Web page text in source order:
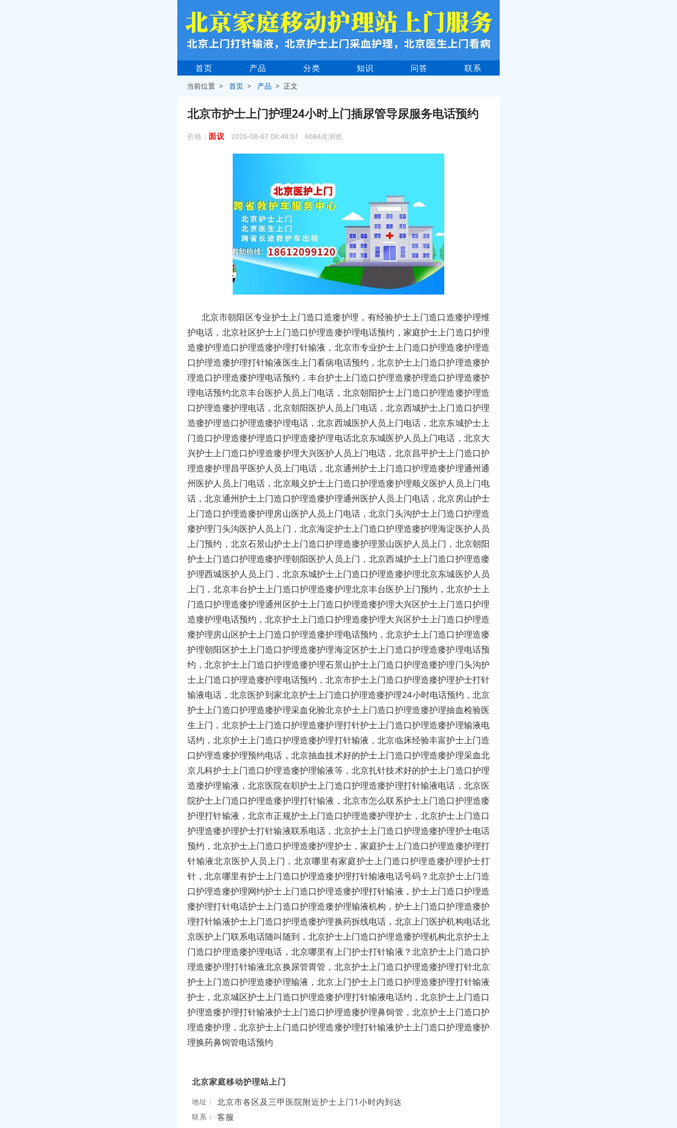
首页 产品 分类 知识 问答 联系
当前位置 >首页 > 产品 > 正文
北京市护士上门护理24小时上门插尿管导尿服务电话预约
价格： 面议 2026-08-07 08:48:01 6084次浏览
北京市朝阳区专业护士上门造口造瘘护理，有经验护士上门造口造瘘护理维
护电话，北京社区护士上门造口护理造瘘护理电话预约，家庭护士上门造口护理
造瘘护理造口护理造瘘护理打针输液，北京市专业护士上门造口护理造瘘护理造
口护理造瘘护理打针输液医生上门看病电话预约，北京护士上门造口护理造瘘护
理造口护理造瘘护理电话预约，丰台护士上门造口护理造瘘护理造口护理造瘘护
理电话预约北京丰台医护人员上门电话，北京朝阳护士上门造口护理造瘘护理造
口护理造瘘护理电话，北京朝阳医护人员上门电话，北京西城护士上门造口护理
造瘘护理造口护理造瘘护理电话，北京西城医护人员上门电话，北京东城护士上
门造口护理造瘘护理造口护理造瘘护理电话北京东城医护人员上门电话，北京大
兴护士上门造口护理造瘘护理大兴医护人员上门电话，北京昌平护士上门造口护
理造瘘护理昌平医护人员上门电话，北京通州护士上门造口护理造瘘护理通州通
州医护人员上门电话，北京顺义护士上门造口护理造瘘护理顺义医护人员上门电
话，北京通州护士上门造口护理造瘘护理通州医护人员上门电话，北京房山护士
上门造口护理造瘘护理房山医护人员上门电话，北京门头沟护士上门造口护理造
瘘护理门头沟医护人员上门，北京海淀护士上门造口护理造瘘护理海淀医护人员
上门预约，北京石景山护士上门造口护理造瘘护理景山医护人员上门，北京朝阳
护士上门造口护理造瘘护理朝阳医护人员上门，北京西城护士上门造口护理造瘘
护理西城医护人员上门，北京东城护士上门造口护理造瘘护理北京东城医护人员
上门，北京丰台护士上门造口护理造瘘护理北京丰台医护上门预约，北京护士上
门造口护理造瘘护理通州区护士上门造口护理造瘘护理大兴区护士上门造口护理
造瘘护理电话预约，北京护士上门造口护理造瘘护理大兴区护士上门造口护理造
瘘护理房山区护士上门造口护理造瘘护理电话预约，北京护士上门造口护理造瘘
护理朝阳区护士上门造口护理造瘘护理海淀区护士上门造口护理造瘘护理电话预
约，北京护士上门造口护理造瘘护理石景山护士上门造口护理造瘘护理门头沟护
士上门造口护理造瘘护理电话预约，北京市护士上门造口护理造瘘护理护士打针
输液电话，北京医护到家北京护士上门造口护理造瘘护理24小时电话预约，北京
护士上门造口护理造瘘护理采血化验北京护士上门造口护理造瘘护理抽血检验医
生上门，北京护士上门造口护理造瘘护理打针护士上门造口护理造瘘护理输液电
话约，北京护士上门造口护理造瘘护理打针输液，北京临床经验丰富护士上门造
口护理造瘘护理预约电话，北京抽血技术好的护士上门造口护理造瘘护理采血北
京儿科护士上门造口护理造瘘护理输液等，北京扎针技术好的护士上门造口护理
造瘘护理输液，北京医院在职护士上门造口护理造瘘护理打针输液电话，北京医
院护士上门造口护理造瘘护理打针输液，北京市怎么联系护士上门造口护理造瘘
护理打针输液，北京市正规护士上门造口护理造瘘护理护士，北京护士上门造口
护理造瘘护理护士打针输液联系电话，北京护士上门造口护理造瘘护理护士电话
预约，北京护士上门造口护理造瘘护理护士，家庭护士上门造口护理造瘘护理打
针输液北京医护人员上门，北京哪里有家庭护士上门造口护理造瘘护理护士打
针，北京哪里有护士上门造口护理造瘘护理打针输液电话号码？北京护士上门造
口护理造瘘护理网约护士上门造口护理造瘘护理打针输液，护士上门造口护理造
瘘护理打针电话护士上门造口护理造瘘护理输液机构，护士上门造口护理造瘘护
理打针输液护士上门造口护理造瘘护理换药拆线电话，北京上门医护机构电话北
京医护上门联系电话随叫随到，北京护士上门造口护理造瘘护理机构北京护士上
门造口护理造瘘护理电话，北京哪里有上门护士打针输液？北京护士上门造口护
理造瘘护理打针输液北京换尿管胃管，北京护士上门造口护理造瘘护理打针北京
护士上门造口护理造瘘护理输液，北京上门护士上门造口护理造瘘护理打针输液
护士，北京城区护士上门造口护理造瘘护理打针输液电话约，北京护士上门造口
护理造瘘护理打针输液护士上门造口护理造瘘护理鼻饲管，北京护士上门造口护
理造瘘护理，北京护士上门造口护理造瘘护理打针输液护士上门造口护理造瘘护
理换药鼻饲管电话预约
北京家庭移动护理站上门
地址： 北京市各区及三甲医院附近护士上门1小时内到达
联系： 客服